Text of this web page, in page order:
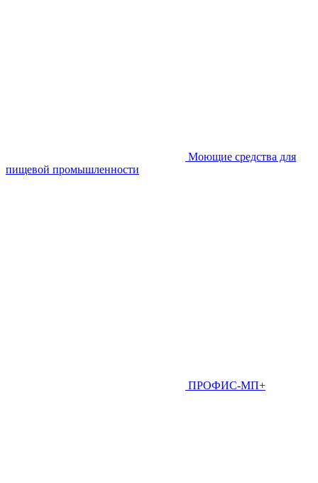
Моющие средства для
пищевой промышленности
ПРОФИС-МП+